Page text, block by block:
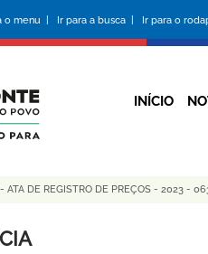
o menu | Ir para a busca | Ir para o
INÍCIO
ATA DE REGISTRO DE PREÇOS - 2023 -